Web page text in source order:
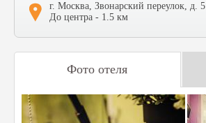
г. Москва, Звонарский переулок, д. 5
До центра - 1.5 км
Фото отеля